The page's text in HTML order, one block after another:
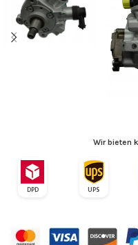
Wir bieten
DPD UPS